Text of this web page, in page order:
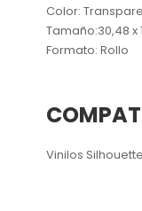
Color:
Tamaño:30,48 x
Formato: Rollo
Vinilos Silhouette